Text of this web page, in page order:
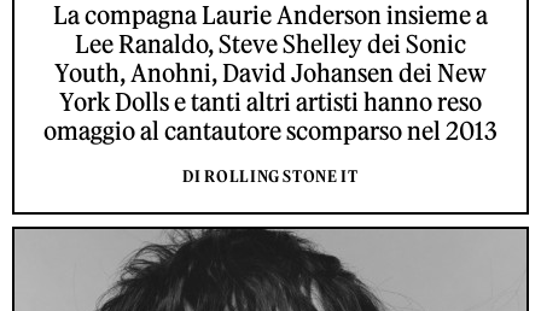
La compagna Laurie Anderson insieme a
Lee Ranaldo, Steve Shelley dei Sonic
Youth, Anohni, David Johansen dei New
York Dolls e tanti altri artisti hanno reso
omaggio al cantautore scomparso nel 2013
DI ROLLING STONE IT